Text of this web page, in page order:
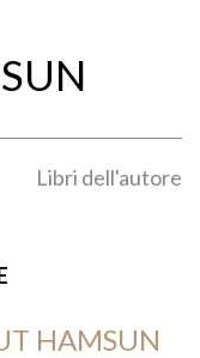
Libri dell'autore
HAMSUN